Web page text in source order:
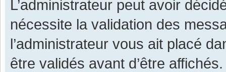
L’administrateur peut avoir
nécessite la validation des
l’administrateur vous ait placé
être validés avant d’être